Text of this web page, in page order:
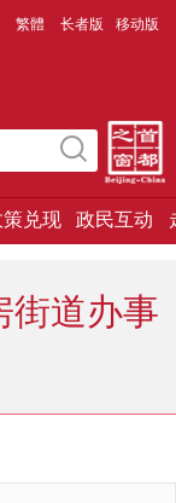
繁體 长者版 移动版
策兑现 政民互动
街道办事